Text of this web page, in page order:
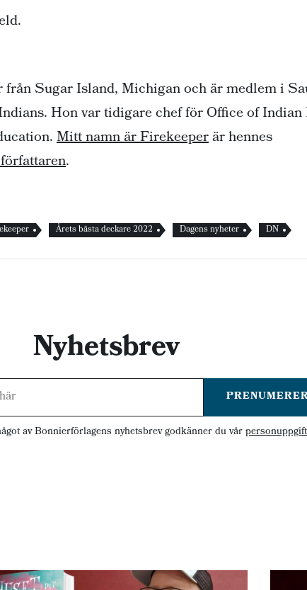
Sugar Island, Michigan och är medlem i
Hon var tidigare chef för Office of
Mitt namn är Firekeeperär hennes
.
Årets bästa deckare 2022 Dagens nyheter DN
Nyhetsbrev
av Bonnierförlagens nyhetsbrev godkänner du vår